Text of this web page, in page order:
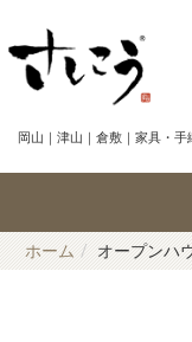
岡山｜津山｜倉敷｜家具・
ホーム オープンハ